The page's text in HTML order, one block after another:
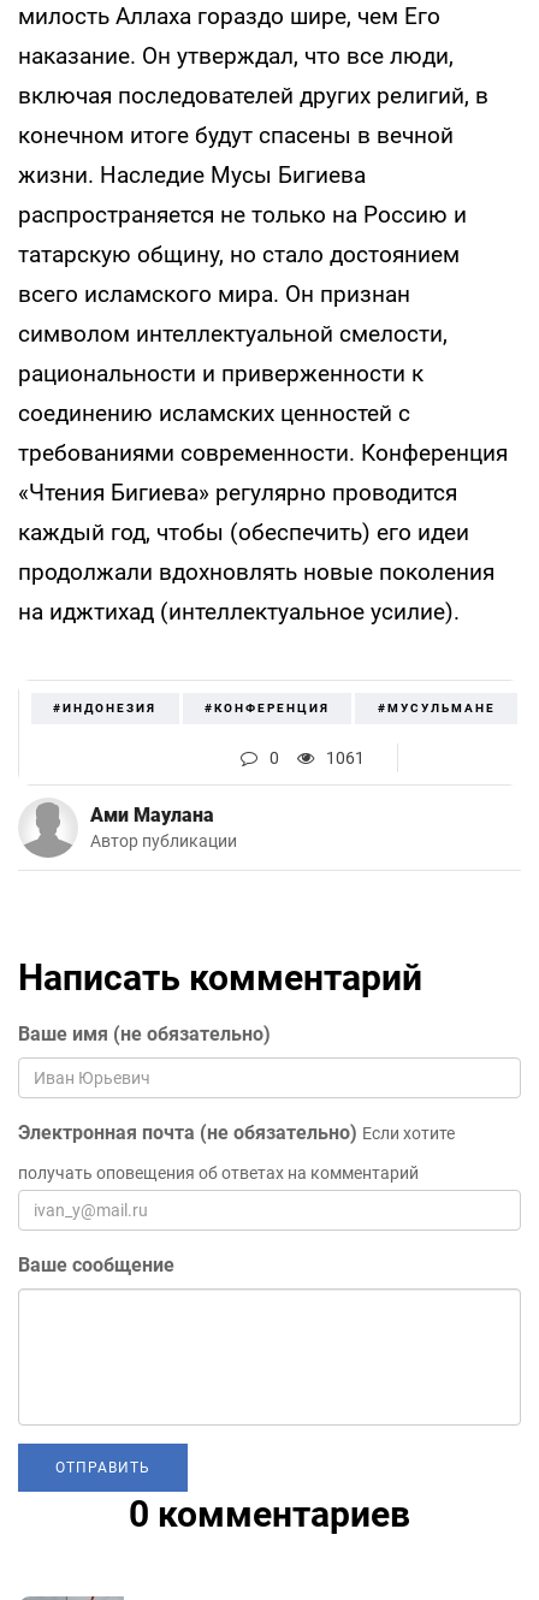
милость Аллаха гораздо шире, чем Его
наказание. Он утверждал, что все люди,
включая последователей других религий, в
конечном итоге будут спасены в вечной
жизни. Наследие Мусы Бигиева
распространяется не только на Россию и
татарскую общину, но стало достоянием
всего исламского мира. Он признан
символом интеллектуальной смелости,
рациональности и приверженности к
соединению исламских ценностей с
требованиями современности. Конференция
«Чтения Бигиева» регулярно проводится
каждый год, чтобы (обеспечить) его идеи
продолжали вдохновлять новые поколения
на иджтихад (интеллектуальное усилие).
#ИНДОНЕЗИЯ #КОНФЕРЕНЦИЯ #МУСУЛЬМАНЕ
0 1061
Ами Маулана
Автор публикации
Написать комментарий
Ваше имя (не обязательно)
Электронная почта (не обязательно) Если хотите
получать оповещения об ответах на комментарий
Ваше сообщение
0 комментариев